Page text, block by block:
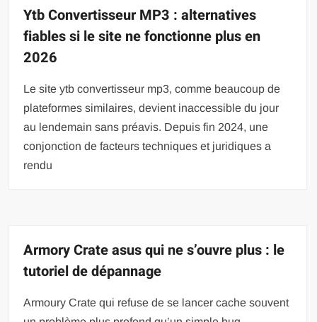
Ytb Convertisseur MP3 : alternatives
fiables si le site ne fonctionne plus en
2026
Le site ytb convertisseur mp3, comme beaucoup de
plateformes similaires, devient inaccessible du jour
au lendemain sans préavis. Depuis fin 2024, une
conjonction de facteurs techniques et juridiques a
rendu
Armory Crate asus qui ne s’ouvre plus : le
tutoriel de dépannage
Armoury Crate qui refuse de se lancer cache souvent